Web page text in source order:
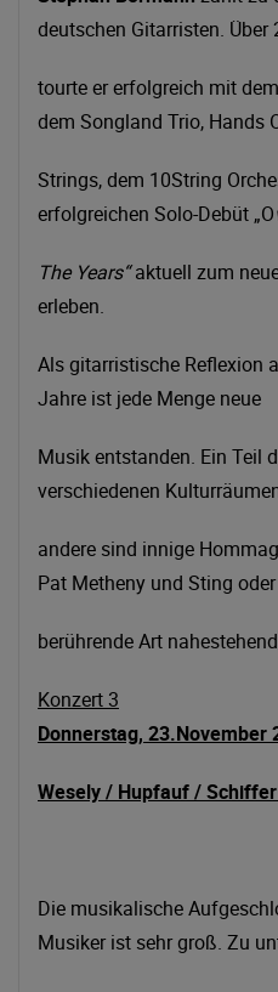
deutschen Gitarristen. Über
tourte er erfolgreich mit
dem Songland Trio, Hands
Strings, dem 10String
erfolgreichen Solo-Debüt „O
The Years“aktuell zum
erleben.
Als gitarristische Reflexion
Jahre ist jede Menge neue
Musik entstanden. Ein Teil
verschiedenen
andere sind innige
Pat Metheny und Sting
berührende Art
Konzert 3
Donnerstag, 23.November
Wesely / Hupfauf /
Die musikalische
Musiker ist sehr groß. Zu